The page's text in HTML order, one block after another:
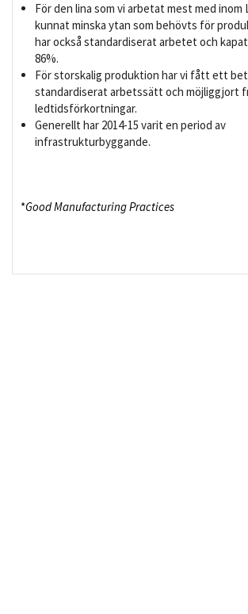
För den lina som vi arbetat mest med inom
kunnat minska ytan som behövts för
har också standardiserat arbetet och
86%.
För storskalig produktion har vi fått ett
standardiserat arbetssätt och möjliggjort
ledtidsförkortningar.
Generellt har 2014-15 varit en period av
infrastrukturbyggande.
*Good Manufacturing Practices